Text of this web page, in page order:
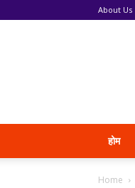
About Us
होम
Home